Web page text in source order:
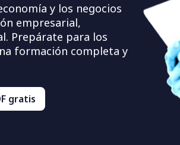
y los negocios
empresarial,
Prepárate para los
formación completa y
gratis